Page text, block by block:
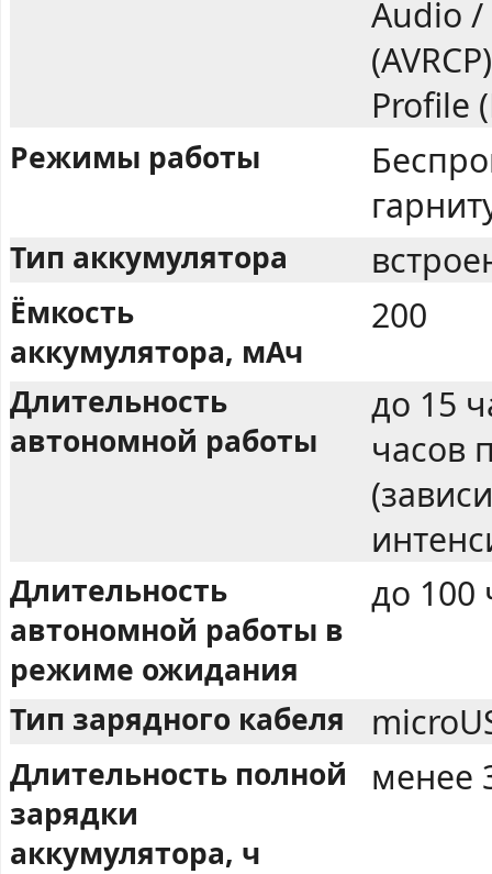
Audio /
Profile
Режимы работы
Тип аккумулятора
Ёмкость
аккумулятора, мАч
200
Длительность
автономной работы
до 15
часов
Длительность
автономной работы в
режиме ожидания
до 100
Тип зарядного кабеля
Длительность полной
зарядки
аккумулятора, ч
менее